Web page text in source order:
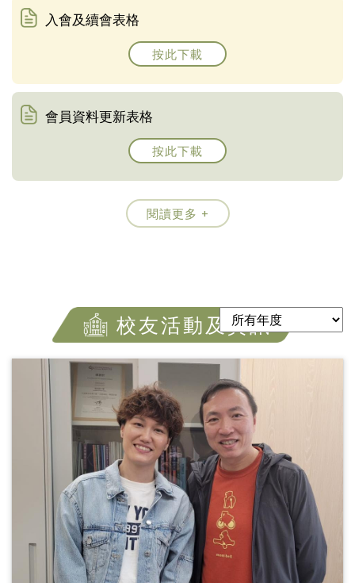
入會及續會表格
按此下載
會員資料更新表格
按此下載
閱讀更多 +
校友活動及資訊